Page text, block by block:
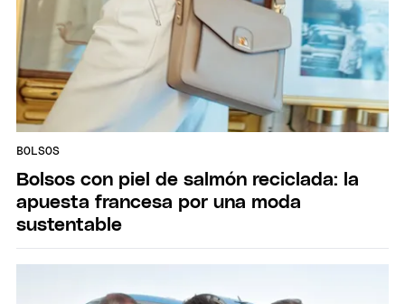
BOLSOS
Bolsos con piel de salmón reciclada: la
apuesta francesa por una moda
sustentable